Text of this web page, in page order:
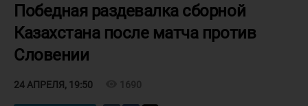
Победная раздевалка сборной
Казахстана после матча против
Словении
24 АПРЕЛЯ, 19:50 1690